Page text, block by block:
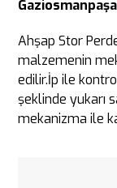
Ahşap Stor
malzemenin
edilir.İp ile
şeklinde yukarı
mekanizma ile